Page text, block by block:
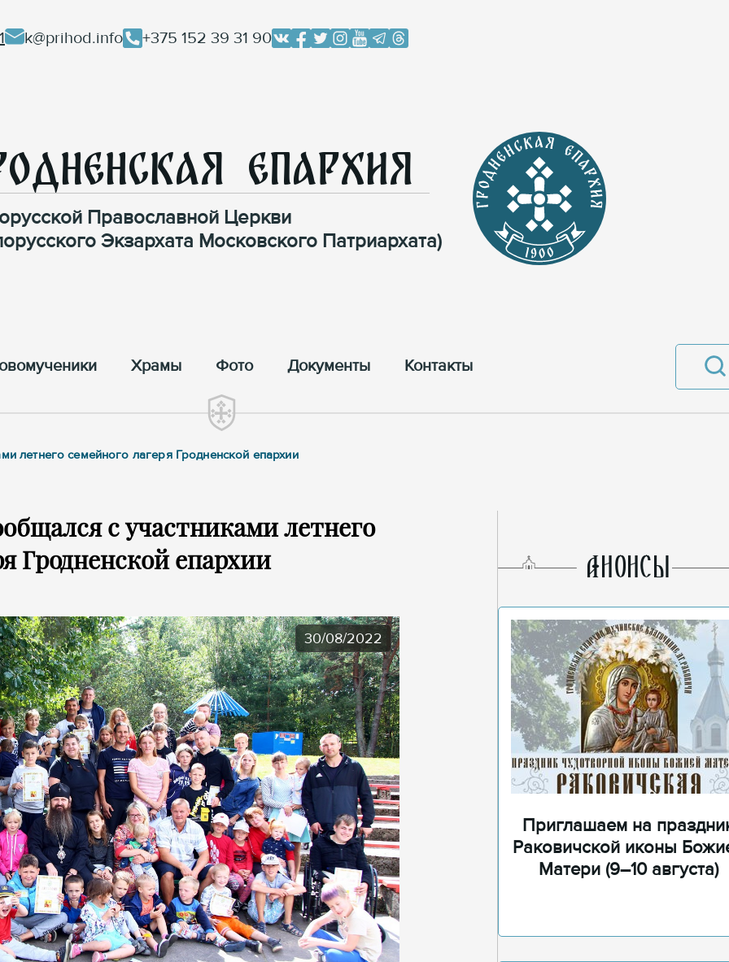
k@prihod.info +375 152 39 31 90
Епархия
Православной Церкви
Экзархата Московского Патриархата)
Храмы Фото Документы Контакты
летнего семейного лагеря Гродненской епархии
с участниками летнего
Гродненской епархии
30/08/2022
AНОНСЫ
Приглашаем на
Раковичской иконы
Матери (9–10 августа)